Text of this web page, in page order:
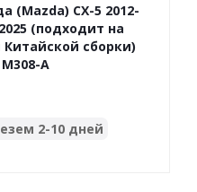
(Mazda) CX-5 2012-
(подходит на
сборки)
M308-A
2-10 дней